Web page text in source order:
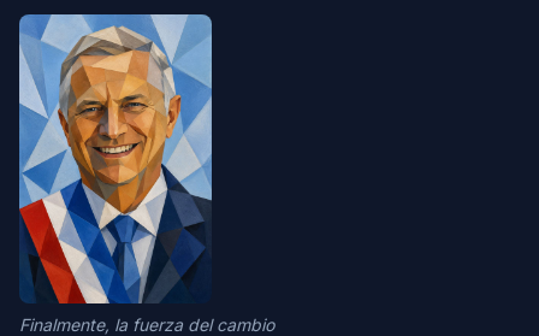
Finalmente, la fuerza del cambio